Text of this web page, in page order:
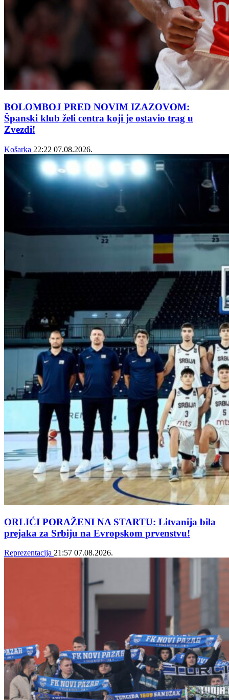
BOLOMBOJ PRED NOVIM IZAZOVOM:
Španski klub želi centra koji je ostavio trag u
Zvezdi!
Košarka 22:22 07.08.2026.
ORLIĆI PORAŽENI NA STARTU: Litvanija bila
prejaka za Srbiju na Evropskom prvenstvu!
Reprezentacija 21:57 07.08.2026.